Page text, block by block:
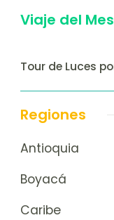
Viaje del Mes
Tour de Luces
Regiones
Antioquia
Boyacá
Caribe